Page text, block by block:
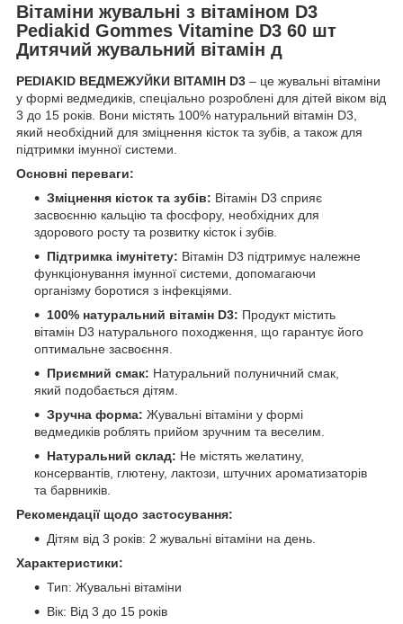
Вітаміни жувальні з вітаміном D3
Pediakid Gommes Vitamine D3 60 шт
Дитячий жувальний вітамін д
PEDIAKID ВЕДМЕЖУЙКИ ВІТАМІН D3 – це жувальні вітаміни
у формі ведмедиків, спеціально розроблені для дітей віком від
3 до 15 років. Вони містять 100% натуральний вітамін D3,
який необхідний для зміцнення кісток та зубів, а також для
підтримки імунної системи.
Основні переваги:
Зміцнення кісток та зубів: Вітамін D3 сприяє
засвоєнню кальцію та фосфору, необхідних для
здорового росту та розвитку кісток і зубів.
Підтримка імунітету: Вітамін D3 підтримує належне
функціонування імунної системи, допомагаючи
організму боротися з інфекціями.
100% натуральний вітамін D3: Продукт містить
вітамін D3 натурального походження, що гарантує його
оптимальне засвоєння.
Приємний смак: Натуральний полуничний смак,
який подобається дітям.
Зручна форма: Жувальні вітаміни у формі
ведмедиків роблять прийом зручним та веселим.
Натуральний склад: Не містять желатину,
консервантів, глютену, лактози, штучних ароматизаторів
та барвників.
Рекомендації щодо застосування:
Дітям від 3 років: 2 жувальні вітаміни на день.
Характеристики:
Тип: Жувальні вітаміни
Вік: Від 3 до 15 років